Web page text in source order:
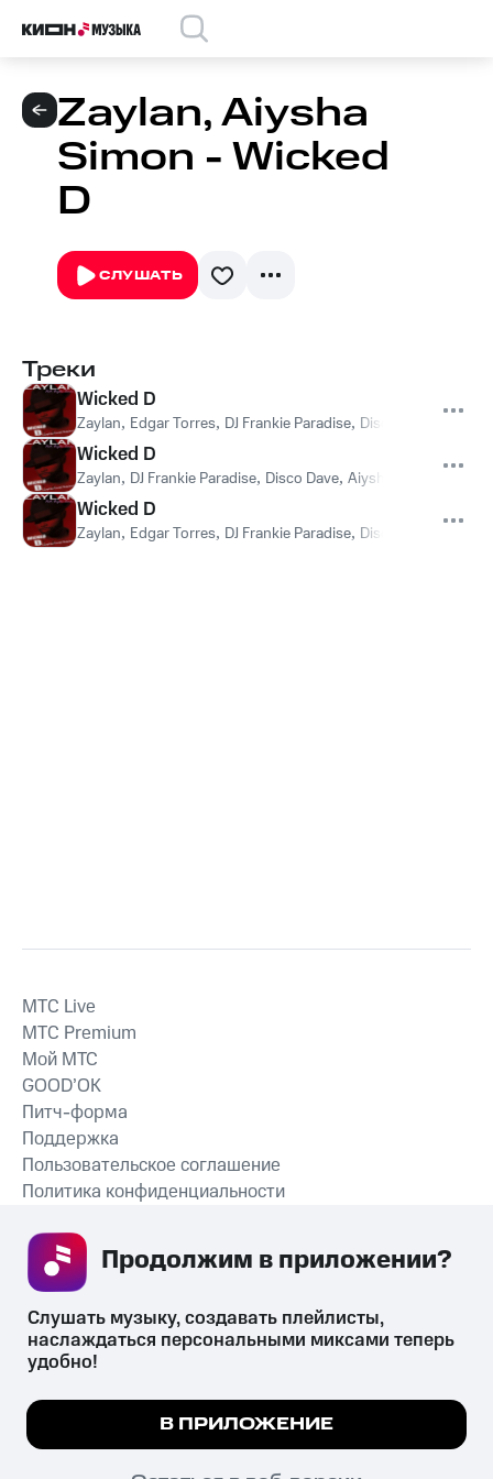
Zaylan, Aiysha
Simon - Wicked
D
СЛУШАТЬ
Треки
Wicked D
Zaylan, Edgar Torres, DJ Frankie Paradise, Disco Dave
Wicked D
Zaylan, DJ Frankie Paradise, Disco Dave, Aiysha Simon
Wicked D
Zaylan, Edgar Torres, DJ Frankie Paradise, Disco Dave
СКАЧАТЬ ПРИЛОЖЕНИЕ
MTС Live
MTС Premium
Мой МТС
GOOD’OK
Питч-форма
Поддержка
Пользовательское соглашение
Политика конфиденциальности
психотропных веществ, их аналогов причиняет вред здоровью,
их незаконный оборот запрещён и влечёт установленную
законодательством ответственность.
© 2026 ООО «КИОН».
Мы используем куки, чтобы на сайте все
Подробнее
Слушать музыку, создавать плейлисты,
наслаждаться персональными миксами теперь
удобно!
В ПРИЛОЖЕНИЕ